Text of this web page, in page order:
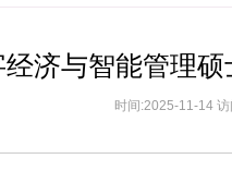
济与智能管理
时间:2025-11-14